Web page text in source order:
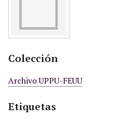
Colección
Archivo UPPU-FEUU
Etiquetas